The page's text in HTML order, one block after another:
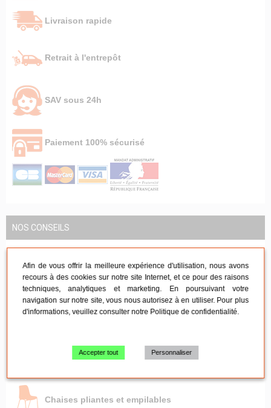
Livraison rapide
Retrait à l'entrepôt
SAV sous 24h
Paiement 100% sécurisé
NOS CONSEILS
Mobilier de réception
Mobilier de réunion
Tables pliante - Mange-debout
Chaises pliantes et empilables
Afin de vous offrir la meilleure expérience d'utilisation, nous avons
recours à des cookies sur notre site Internet, et ce pour des raisons
techniques, analytiques et marketing. En poursuivant votre
navigation sur notre site, vous nous autorisez à en utiliser. Pour plus
d'informations, veuillez consulter notre Politique de confidentialité.
Accepter tout Personnaliser